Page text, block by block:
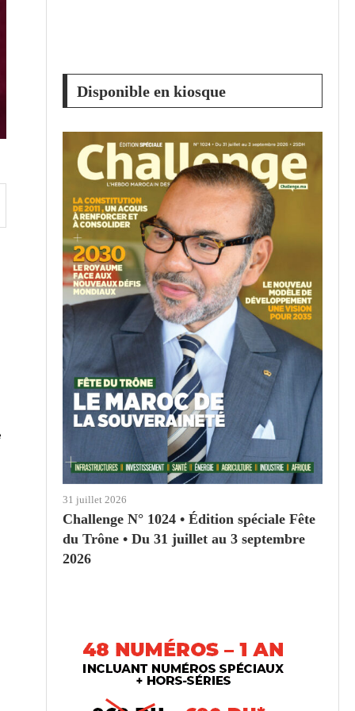
Disponible en kiosque
31 juillet 2026
Challenge N° 1024 • Édition spéciale Fête
du Trône • Du 31 juillet au 3 septembre
2026